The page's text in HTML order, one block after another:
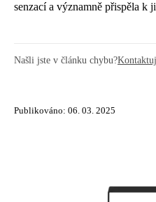
senzací a významně přispěla k
Našli jste v článku chybu?
Publikováno: 06. 03. 2025